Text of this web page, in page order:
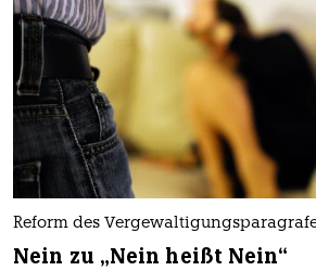
Reform des
Nein zu „Nein heißt Nein“